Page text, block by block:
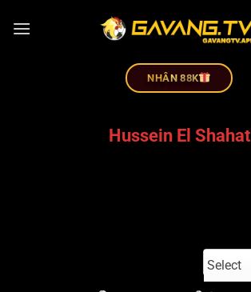
NHÂN 88K
Hussein El Shahat
Select